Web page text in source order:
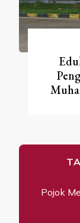
Pojok